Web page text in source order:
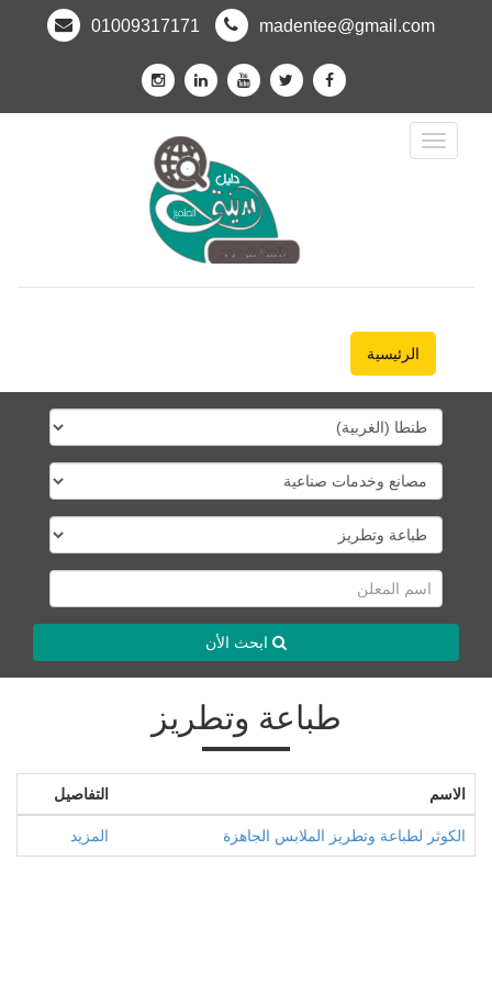
madentee@gmail.com
01009317171
Toggle
Navigation
الرئيسية
ابحث الأن
طباعة وتطريز
الاسم التفاصيل
الكوثر لطباعة وتطريز الملابس الجاهزة المزيد